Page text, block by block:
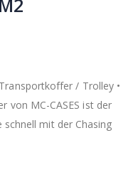
/ Trolley •
von MC-CASES ist der
mit der Chasing